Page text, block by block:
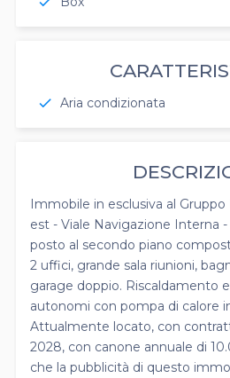
check Aria condizionata
Immobile in esclusiva al
est - Viale Navigazione Interna
posto al secondo piano
2 uffici, grande sala riunioni,
garage doppio. Riscaldamento
autonomi con pompa di calore
Attualmente locato, con
2028, con canone annuale di
che la pubblicità di questo